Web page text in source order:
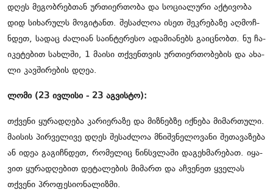
დღეს მე­გობ­რებ­თან ურ­თი­ერ­თო­ბა და სო­ცი­ა­ლუ­რი აქ­ტი­ვო­ბა
დიდ სი­ხა­რულს მო­გი­ტანთ. შე­საძ­ლოა ისეთ შეკ­რე­ბა­ზე აღ­მოჩ­
ნდეთ, სა­დაც ძა­ლი­ან სა­ინ­ტე­რე­სო ადა­მი­ა­ნებს გა­იც­ნობთ. ნუ ჩა­
ი­კე­ტე­ბით სახ­ლში, 1 მა­ი­სი თქვენ­თვის ურ­თი­ერ­თო­ბე­ბის და ახა­
ლი კავ­ში­რე­ბის დღეა.
ლომი (23 ივ­ლი­სი - 23 აგ­ვის­ტო):
თქვე­ნი ყუ­რა­დღე­ბა კა­რი­ე­რა­ზე და მიზ­ნებ­ზე იქ­ნე­ბა მი­მარ­თუ­ლი.
მა­ი­სის პირ­ვე­ლი­ვე დღეს შე­საძ­ლოა მნიშ­ვნე­ლო­ვა­ნი შე­თა­ვა­ზე­ბა
ან იდეა გა­გიჩ­ნდეთ, რო­მე­ლიც წინსვლა­ში და­გეხ­მა­რე­ბათ. იყა­
ვით ყუ­რა­დღე­ბით დე­ტა­ლე­ბის მი­მართ და აჩ­ვე­ნეთ ყვე­ლას
თქვე­ნი პრო­ფე­სი­ო­ნა­ლიზ­მი.